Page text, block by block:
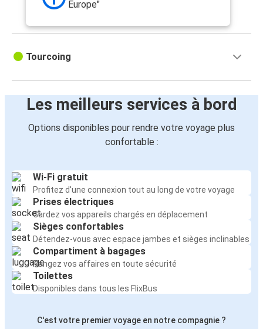
Europe"
Tourcoing
Les meilleurs services à bord
Options disponibles pour rendre votre voyage plus
confortable :
Wi-Fi gratuit
Profitez d'une connexion tout au long de votre voyage
Prises électriques
Gardez vos appareils chargés en déplacement
Sièges confortables
Détendez-vous avec espace jambes et sièges inclinables
Compartiment à bagages
Rangez vos affaires en toute sécurité
Toilettes
Disponibles dans tous les FlixBus
C'est votre premier voyage en notre compagnie ?